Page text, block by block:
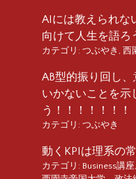
AIには教えられ
向けて人生を語
カテゴリ: つぶやき , 西
AB型的振り回し
いかないことを示
う！！！！！！！
カテゴリ: つぶやき
動くKPIは理系の
カテゴリ: Business講座,